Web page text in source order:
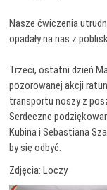
Nasze ćwiczenia
opadały na nas z
Trzeci, ostatni dzień
pozorowanej akcji
transportu noszy z
Serdeczne
Kubina i Sebastiana
by się odbyć.
Zdjęcia: Loczy